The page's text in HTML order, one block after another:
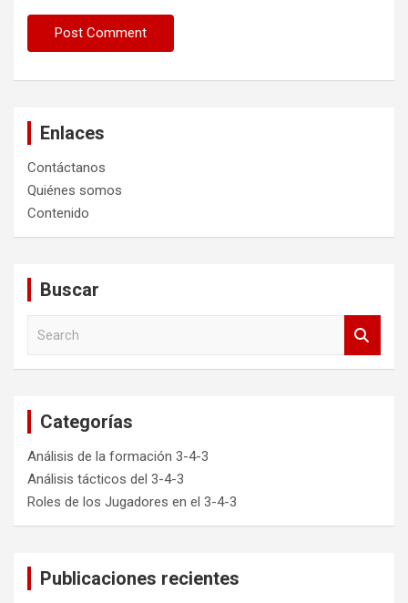
Enlaces
Contáctanos
Quiénes somos
Contenido
Buscar
Categorías
Análisis de la formación 3-4-3
Análisis tácticos del 3-4-3
Roles de los Jugadores en el 3-4-3
Publicaciones recientes